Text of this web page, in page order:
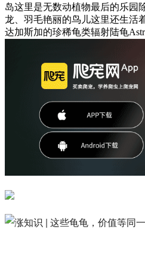
岛这里是无数动植物最后的乐园
龙、羽毛艳丽的鸟儿这里还生活
达加斯加的珍稀龟类辐射陆龟